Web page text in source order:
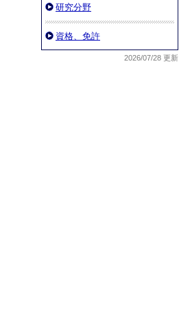
研究分野
資格、免許
2026/07/28 更新